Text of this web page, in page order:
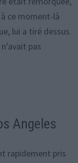
à ce moment-là
lui a tiré dessus.
pas
Angeles
rapidement pris